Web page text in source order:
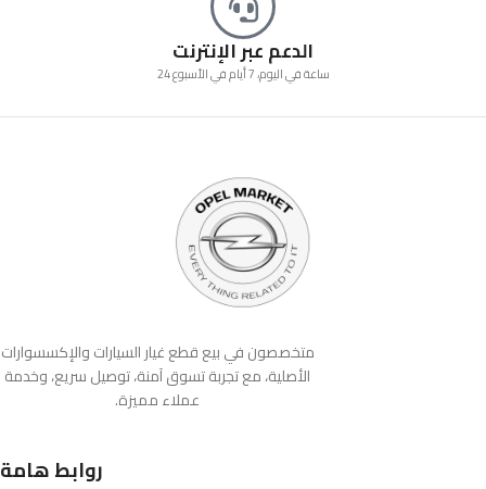
الدعم عبر الإنترنت
24 ساعة في اليوم، 7 أيام في الأسبوع
متخصصون في بيع قطع غيار السيارات والإكسسوارات
الأصلية، مع تجربة تسوق آمنة، توصيل سريع، وخدمة
عملاء مميزة.
روابط هامة